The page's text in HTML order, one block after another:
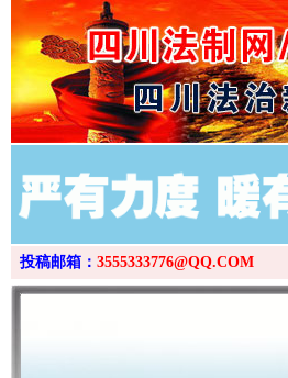
投稿邮箱： 3555333776@QQ.COM